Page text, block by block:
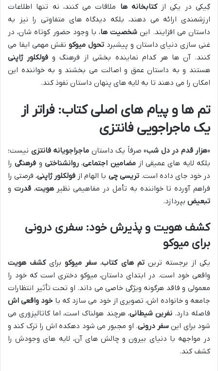
گِیکی در یکی ازکتابخانه ها ملاقات می کنند، نه تنها اطلاعات
ارزشمندی ارائه می دهند، بلکه دیدگاه های متفاوتی را نیز به
داستان می افزایند. این شخصیت ها، با وجود حضور کوتاه شان، در
غنی سازی دنیای داستان و پیشبرد تحول میوکونقش مهمی ایفا می
کنند. آن ها هر کدام نماینده بخشی از فرهنگ و فولکلور ژاپنی
هستند و به داستان عمق و اصالت می بخشند و به خواننده این
امکان را می دهند تا به لایه های پنهان داستان نفوذ کند.
تم ها و پیام های اصلیکتاب: فراتر از
یکماجراجویی فانتزی
«هزار قدم در دل شب» صرفاً یک داستان ماجراجویانه فانتزی نیست؛
بلکه لایه های عمیقی ازمضامین اجتماعی،روانشناختی و فرهنگیرا
در خود جای داده است.تریسی چی با الهام از فولکلور ژاپنی، فرصتی را
فراهم آورده تا خواننده به تأمل در مفاهیمی نظیرهویت،قدرت و
تبعیض بپردازد.
کشف هویت و پذیرش خود: سفری درونی
برای میوکو
یکی از برجسته ترینتم های کتاب، سفر میوکوبرایکشف هویت
واقعی خود است. در ابتدای داستان، میوکو دختری است که خود را
معمولی و فاقد هرگونه ویژگی خاصی می داند. او تحت تأثیر انتظارات
جامعه و خانواده اش، تصویری از خود می سازد که با خود واقعی اش
فاصله دارد.نفرین شیطانی، هرچند هولناک است، اما کاتالیزوری می
شود برای این سفر درونی. او مجبور می شود دهکده اش را ترک کند و
در مواجهه با دنیای بیرون و چالش های آن، لایه های وجودش را
کشف کند.